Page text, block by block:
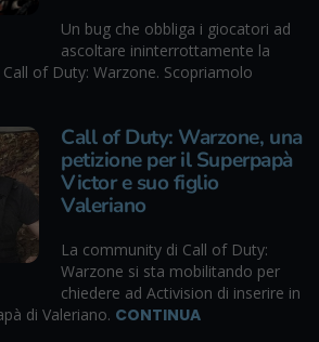
Un bug che obbliga i giocatori ad
ascoltare ininterrottamente la
of Duty: Warzone. Scopriamolo
Call of Duty: Warzone, una
petizione per il Superpapà
Victor e suo figlio
Valeriano
La community di Call of Duty:
Warzone si sta mobilitando per
chiedere ad Activision di inserire in
di Valeriano. CONTINUA